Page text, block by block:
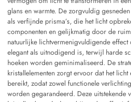
glans en warmte. De zorgvuldig
als verfijnde prisma’s, die het licht
componenten en gelijkmatig door de
natuurlijke lichtvermenigvuldigende
elegant als uitnodigend is, terwijl harde
hoeken worden geminimaliseerd. De
kristallelementen zorgt ervoor dat het
bereikt, zodat zowel functionele
worden gegarandeerd. Deze uitstekende